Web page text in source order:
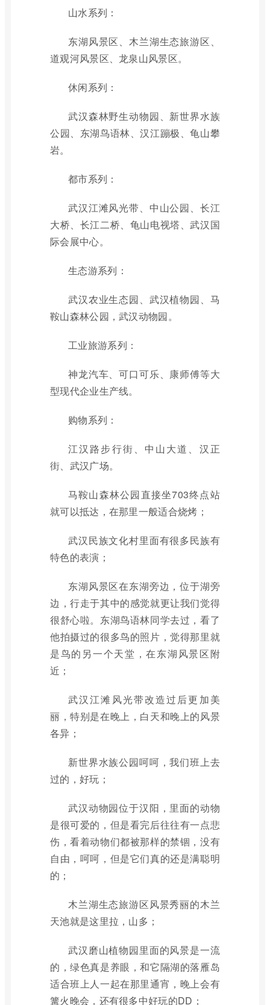
山水系列：
东湖风景区、木兰湖生态旅游区、
道观河风景区、龙泉山风景区。
休闲系列：
武汉森林野生动物园、新世界水族
公园、东湖鸟语林、汉江蹦极、龟山攀
岩。
都市系列：
武汉江滩风光带、中山公园、长江
大桥、长江二桥、龟山电视塔、武汉国
际会展中心。
生态游系列：
武汉农业生态园、武汉植物园、马
鞍山森林公园，武汉动物园。
工业旅游系列：
神龙汽车、可口可乐、康师傅等大
型现代企业生产线。
购物系列：
江汉路步行街、中山大道、汉正
街、武汉广场。
马鞍山森林公园直接坐703终点站
就可以抵达，在那里一般适合烧烤；
武汉民族文化村里面有很多民族有
特色的表演；
东湖风景区在东湖旁边，位于湖旁
边，行走于其中的感觉就更让我们觉得
很舒心啦。东湖鸟语林同学去过，看了
他拍摄过的很多鸟的照片，觉得那里就
是鸟的另一个天堂，在东湖风景区附
近；
武汉江滩风光带改造过后更加美
丽，特别是在晚上，白天和晚上的风景
各异；
新世界水族公园呵呵，我们班上去
过的，好玩；
武汉动物园位于汉阳，里面的动物
是很可爱的，但是看完后往往有一点悲
伤，看着动物们都被那样的禁锢，没有
自由，呵呵，但是它们真的还是满聪明
的；
木兰湖生态旅游区风景秀丽的木兰
天池就是这里拉，山多；
武汉磨山植物园里面的风景是一流
的，绿色真是养眼，和它隔湖的落雁岛
适合班上人一起在那里通宵，晚上会有
篝火晚会，还有很多中好玩的DD；